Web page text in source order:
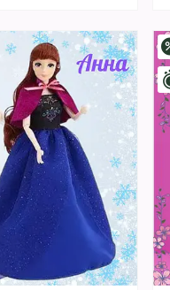
Купити